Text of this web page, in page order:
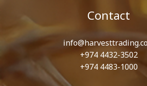
Contact
+974 4432-3502
+974 4483-1000